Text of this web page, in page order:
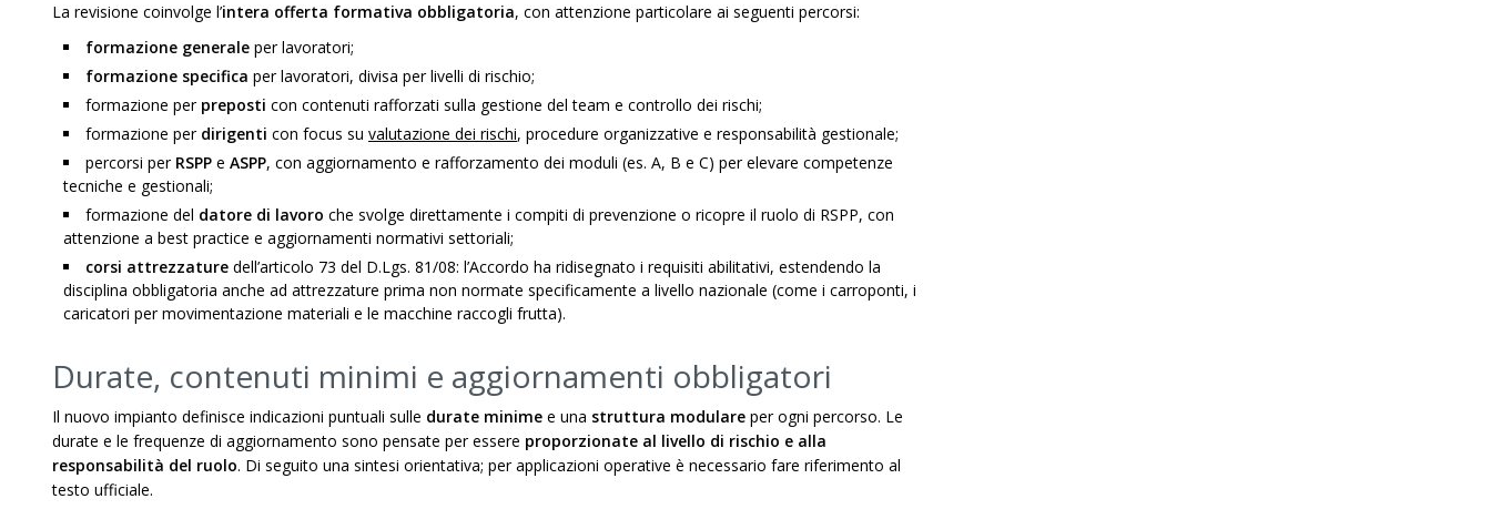
La revisione coinvolge l’intera offerta formativa obbligatoria, con attenzione particolare ai seguenti percorsi:
formazione generale per lavoratori;
formazione specifica per lavoratori, divisa per livelli di rischio;
formazione per preposti con contenuti rafforzati sulla gestione del team e controllo dei rischi;
formazione per dirigenti con focus su valutazione dei rischi, procedure organizzative e responsabilità gestionale;
percorsi per RSPP e ASPP, con aggiornamento e rafforzamento dei moduli (es. A, B e C) per elevare competenze
tecniche e gestionali;
formazione del datore di lavoro che svolge direttamente i compiti di prevenzione o ricopre il ruolo di RSPP, con
attenzione a best practice e aggiornamenti normativi settoriali;
corsi attrezzature dell’articolo 73 del D.Lgs. 81/08: l’Accordo ha ridisegnato i requisiti abilitativi, estendendo la
disciplina obbligatoria anche ad attrezzature prima non normate specificamente a livello nazionale (come i carroponti, i
caricatori per movimentazione materiali e le macchine raccogli frutta).
Durate, contenuti minimi e aggiornamenti obbligatori
Il nuovo impianto definisce indicazioni puntuali sulle durate minime e una struttura modulare per ogni percorso. Le
durate e le frequenze di aggiornamento sono pensate per essere proporzionate al livello di rischio e alla
responsabilità del ruolo. Di seguito una sintesi orientativa; per applicazioni operative è necessario fare riferimento al
testo ufficiale.